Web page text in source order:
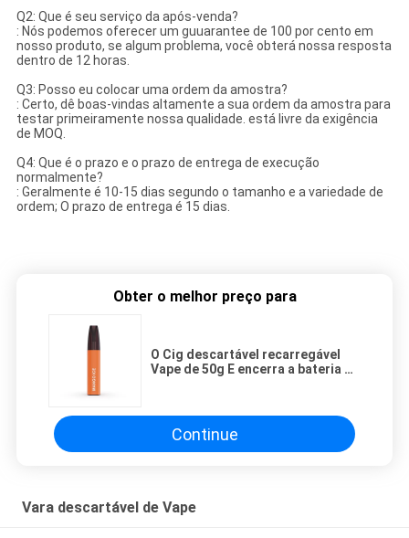
Q2: Que é seu serviço da após-venda?
: Nós podemos oferecer um guuarantee de 100 por cento em
nosso produto, se algum problema, você obterá nossa resposta
dentro de 12 horas.
Q3: Posso eu colocar uma ordem da amostra?
: Certo, dê boas-vindas altamente a sua ordem da amostra para
testar primeiramente nossa qualidade. está livre da exigência
de MOQ.
Q4: Que é o prazo e o prazo de entrega de execução
normalmente?
: Geralmente é 10-15 dias segundo o tamanho e a variedade de
ordem; O prazo de entrega é 15 dias.
Obter o melhor preço para
O Cig descartável recarregável
Vape de 50g E encerra a bateria de
Continue
Vara descartável de Vape